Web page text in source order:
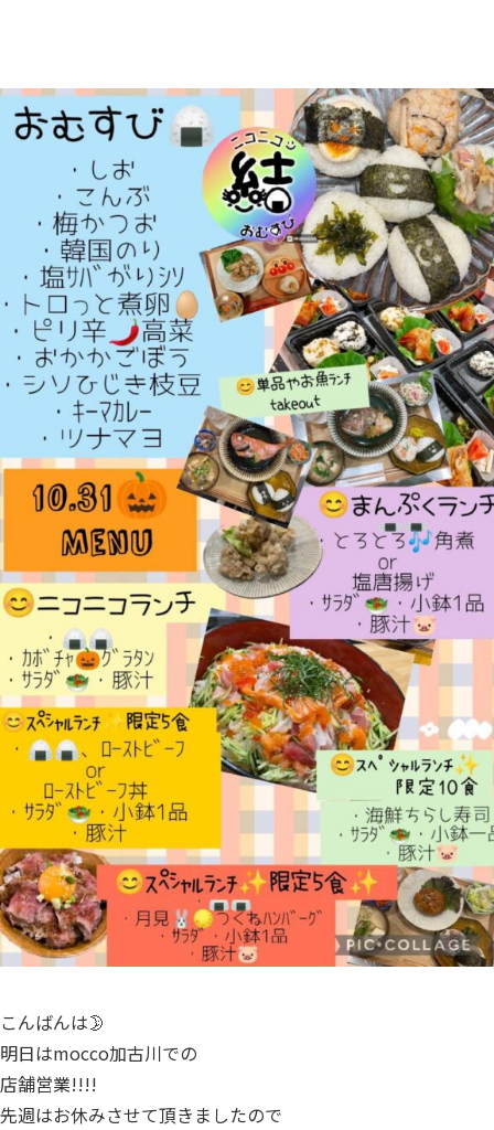
こんばんは🌛
明日はmocco加古川での
店舗営業!!!!
先週はお休みさせて頂きましたので